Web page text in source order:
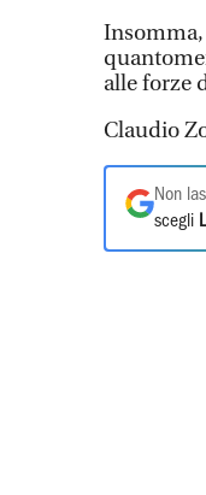
alle forze
Claudio
Non
scegli